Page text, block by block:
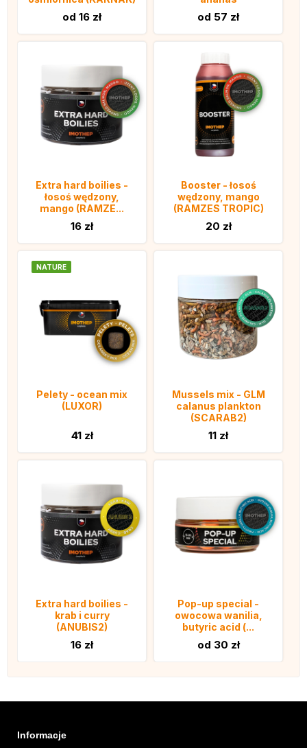
od 16 zł od 57 zł
Extra hard boilies -
łosoś wędzony,
mango (RAMZE...
16 zł
Booster - łosoś
wędzony, mango
(RAMZES TROPIC)
20 zł
NATURE
Pelety - ocean mix
(LUXOR)
41 zł
Mussels mix - GLM
calanus plankton
(SCARAB2)
11 zł
Extra hard boilies -
krab i curry
(ANUBIS2)
16 zł
Pop-up special -
owocowa wanilia,
butyric acid (...
od 30 zł
Informacje